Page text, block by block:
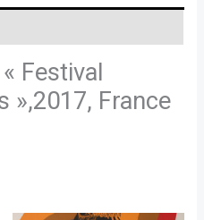
« Festival
»,2017, France